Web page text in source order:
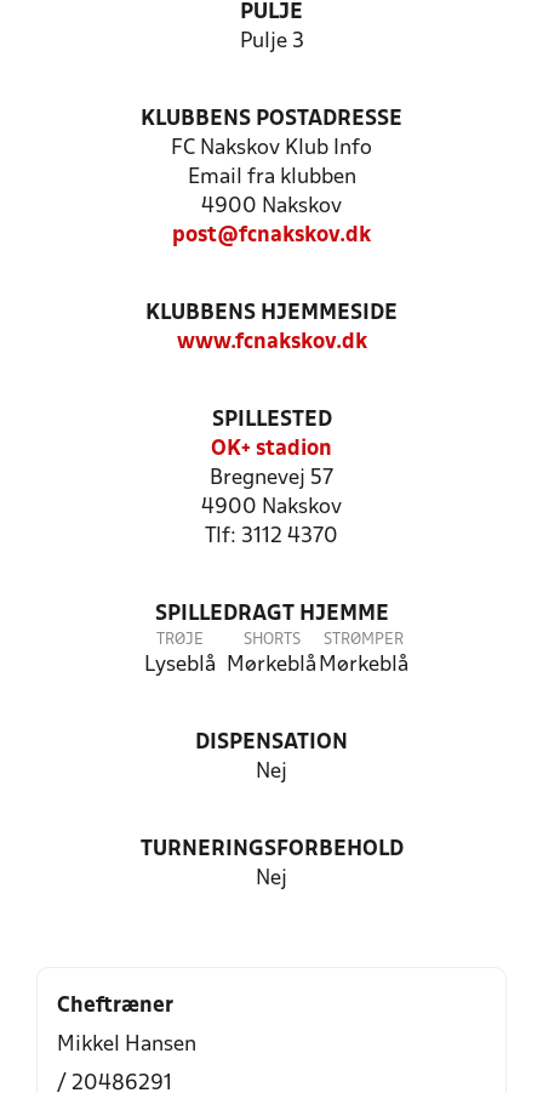
PULJE
Pulje 3
KLUBBENS POSTADRESSE
FC Nakskov Klub Info
Email fra klubben
4900 Nakskov
post@fcnakskov.dk
KLUBBENS HJEMMESIDE
www.fcnakskov.dk
SPILLESTED
OK+ stadion
Bregnevej 57
4900 Nakskov
Tlf: 3112 4370
SPILLEDRAGT HJEMME
TRØJE
Lyseblå
SHORTS
Mørkeblå
STRØMPER
Mørkeblå
DISPENSATION
Nej
TURNERINGSFORBEHOLD
Nej
Cheftræner
Mikkel Hansen
/ 20486291